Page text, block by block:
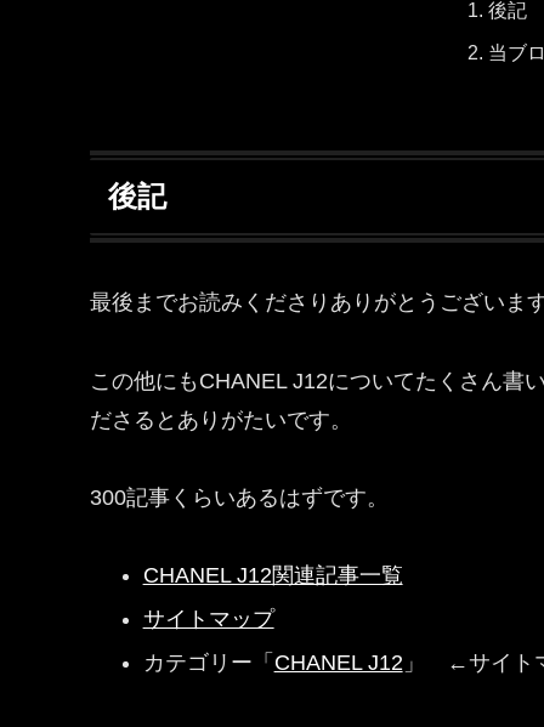
後記
当ブ
後記
最後までお読みくださりありがとうございま
この他にもCHANEL J12についてたくさん書
ださるとありがたいです。
300記事くらいあるはずです。
CHANEL J12関連記事一覧
サイトマップ
カテゴリー「 CHANEL J12 」 ←サイト